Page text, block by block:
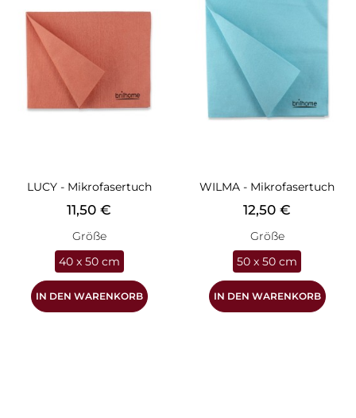
LUCY - Mikrofasertuch
Preis
11,50 €
Größe
40 x 50 cm
IN DEN WARENKORB
WILMA - Mikrofasertuch
Preis
12,50 €
Größe
50 x 50 cm
IN DEN WARENKORB